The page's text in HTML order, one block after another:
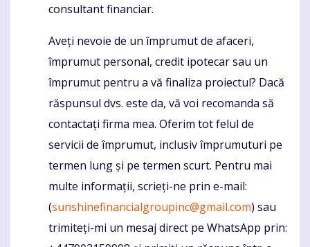
consultant financiar.
Aveți nevoie de un împrumut de afaceri,
împrumut personal, credit ipotecar sau un
împrumut pentru a vă finaliza proiectul? Dacă
răspunsul dvs. este da, vă voi recomanda să
contactați firma mea. Oferim tot felul de
servicii de împrumut, inclusiv împrumuturi pe
termen lung și pe termen scurt. Pentru mai
multe informații, scrieți-ne prin e-mail:
(sunshinefinancialgroupinc@gmail.com) sau
trimiteți-mi un mesaj direct pe WhatsApp prin: